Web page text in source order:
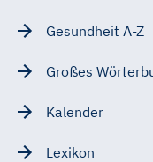
Gesundheit A-Z
Großes
Kalender
Lexikon